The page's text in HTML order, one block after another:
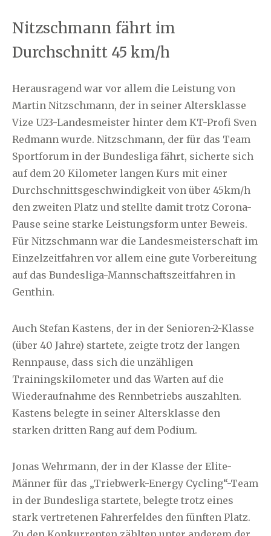
Nitzschmann fährt im
Durchschnitt 45 km/h
Herausragend war vor allem die Leistung von
Martin Nitzschmann, der in seiner Altersklasse
Vize U23-Landesmeister hinter dem KT-Profi Sven
Redmann wurde. Nitzschmann, der für das Team
Sportforum in der Bundesliga fährt, sicherte sich
auf dem 20 Kilometer langen Kurs mit einer
Durchschnittsgeschwindigkeit von über 45km/h
den zweiten Platz und stellte damit trotz Corona-
Pause seine starke Leistungsform unter Beweis.
Für Nitzschmann war die Landesmeisterschaft im
Einzelzeitfahren vor allem eine gute Vorbereitung
auf das Bundesliga-Mannschaftszeitfahren in
Genthin.
Auch Stefan Kastens, der in der Senioren-2-Klasse
(über 40 Jahre) startete, zeigte trotz der langen
Rennpause, dass sich die unzähligen
Trainingskilometer und das Warten auf die
Wiederaufnahme des Rennbetriebs auszahlten.
Kastens belegte in seiner Altersklasse den
starken dritten Rang auf dem Podium.
Jonas Wehrmann, der in der Klasse der Elite-
Männer für das „Triebwerk-Energy Cycling“-Team
in der Bundesliga startete, belegte trotz eines
stark vertretenen Fahrerfeldes den fünften Platz.